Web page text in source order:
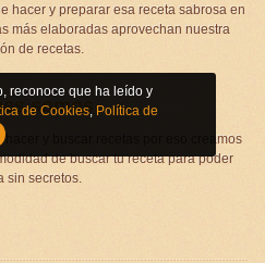
hacer y preparar esa receta sabrosa en
más elaboradas aprovechan nuestra
de recetas.
somos
y buscar recetas por eso creamos
de buscar tu receta para poder
sin secretos.
reconoce que ha leído y
de Cookies, Política de